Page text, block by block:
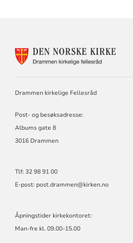
Drammen kirkelige Fellesråd
Post- og besøksadresse:
Albums gate 8
3016 Drammen
Tlf: 32 98 91 00
E-post: post.drammen@kirken.no
Åpningstider kirkekontoret:
Man-fre kl. 09.00-15.00